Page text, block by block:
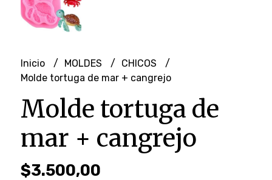
Inicio MOLDES
CHICOS
Molde tortuga de mar + cangrejo
Molde tortuga de
mar + cangrejo
$3.500,00